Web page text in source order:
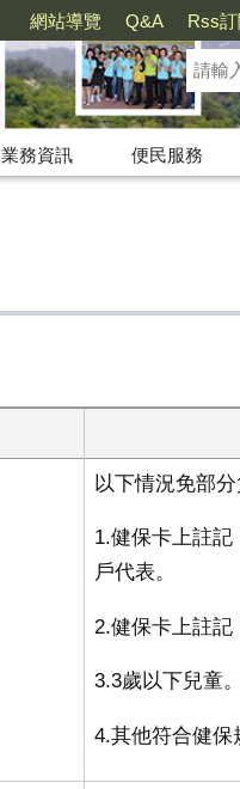
網站導覽 Q&A Rss訂
業務資訊
便民服務
以下情況免部分
1.健保卡上註記
戶代表。
2.健保卡上註記
3.3歲以下兒童。
4.其他符合健保